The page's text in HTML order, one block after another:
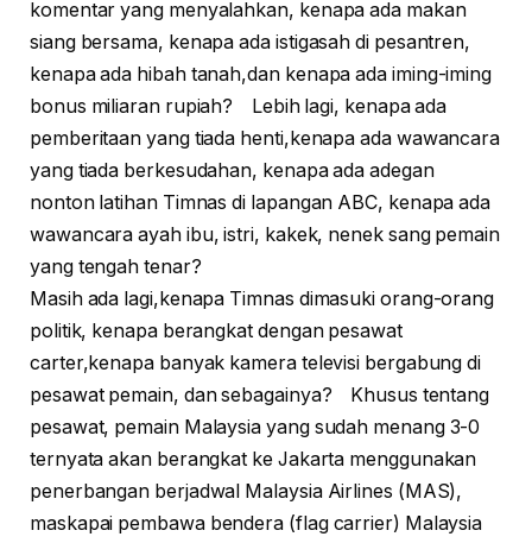
komentar yang menyalahkan, kenapa ada makan
siang bersama, kenapa ada istigasah di pesantren,
kenapa ada hibah tanah,dan kenapa ada iming-iming
bonus miliaran rupiah? Lebih lagi, kenapa ada
pemberitaan yang tiada henti,kenapa ada wawancara
yang tiada berkesudahan, kenapa ada adegan
nonton latihan Timnas di lapangan ABC, kenapa ada
wawancara ayah ibu, istri, kakek, nenek sang pemain
yang tengah tenar?
Masih ada lagi,kenapa Timnas dimasuki orang-orang
politik, kenapa berangkat dengan pesawat
carter,kenapa banyak kamera televisi bergabung di
pesawat pemain, dan sebagainya? Khusus tentang
pesawat, pemain Malaysia yang sudah menang 3-0
ternyata akan berangkat ke Jakarta menggunakan
penerbangan berjadwal Malaysia Airlines (MAS),
maskapai pembawa bendera (flag carrier) Malaysia